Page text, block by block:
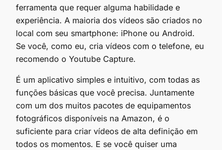
ferramenta que requer alguma habilidade e
experiência. A maioria dos vídeos são criados no
local com seu smartphone: iPhone ou Android.
Se você, como eu, cria vídeos com o telefone, eu
recomendo o Youtube Capture.
É um aplicativo simples e intuitivo, com todas as
funções básicas que você precisa. Juntamente
com um dos muitos pacotes de equipamentos
fotográficos disponíveis na Amazon, é o
suficiente para criar vídeos de alta definição em
todos os momentos. E se você quiser uma